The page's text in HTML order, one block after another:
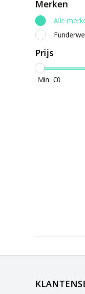
Merken
Alle
Prijs
Min: €0